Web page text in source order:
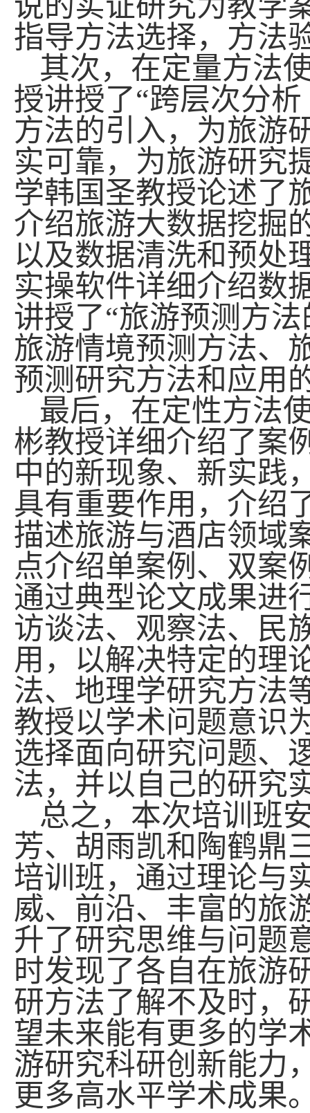
指导方法选择，方法
其次，在定量方法
授讲授了“跨层次分析
方法的引入，为旅游
实可靠，为旅游研究
学韩国圣教授论述了
介绍旅游大数据挖掘
以及数据清洗和预处
实操软件详细介绍数
讲授了“旅游预测方
旅游情境预测方法、
预测研究方法和应用
最后，在定性方法
彬教授详细介绍了案
中的新现象、新实践
具有重要作用，介绍
描述旅游与酒店领域
点介绍单案例、双案
通过典型论文成果进
访谈法、观察法、民
用，以解决特定的理
法、地理学研究方法
教授以学术问题意识
选择面向研究问题、
法，并以自己的研究
总之，本次培训班
芳、胡雨凯和陶鹤鼎
培训班，通过理论与
威、前沿、丰富的旅
升了研究思维与问题
时发现了各自在旅游
研方法了解不及时，
望未来能有更多的学
游研究科研创新能力
更多高水平学术成果